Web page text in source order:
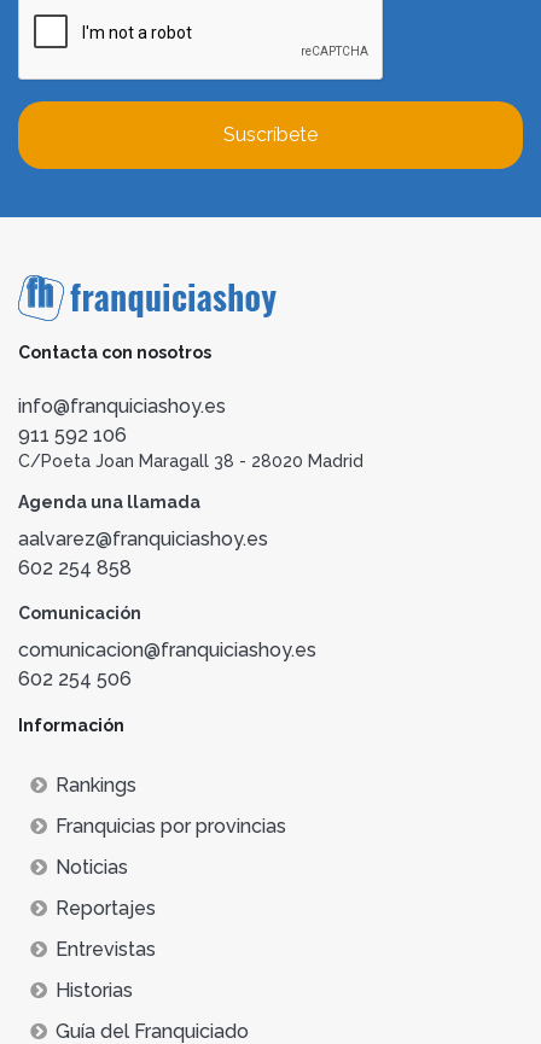
Suscríbete
Contacta con nosotros
info@franquiciashoy.es
911 592 106
C/Poeta Joan Maragall 38 - 28020 Madrid
Agenda una llamada
aalvarez@franquiciashoy.es
602 254 858
Comunicación
comunicacion@franquiciashoy.es
602 254 506
Información
Rankings
Franquicias por provincias
Noticias
Reportajes
Entrevistas
Historias
Guía del Franquiciado